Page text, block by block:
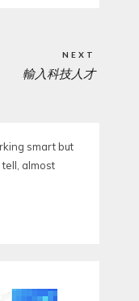
NEXT
輸入科技人才
smart but
almost